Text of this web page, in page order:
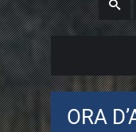
ORA